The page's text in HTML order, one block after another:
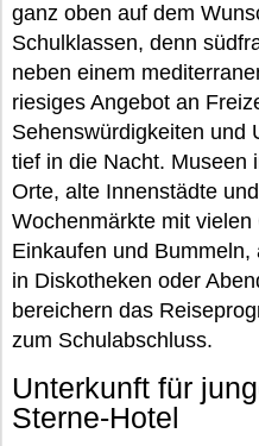
ganz oben auf dem
Schulklassen, denn
neben einem
riesiges Angebot an
Sehenswürdigkeiten und
tief in die Nacht. Museen
Orte, alte Innenstädte
Wochenmärkte mit
Einkaufen und
in Diskotheken oder
bereichern das
zum Schulabschluss.
Unterkunft für
Sterne-Hotel